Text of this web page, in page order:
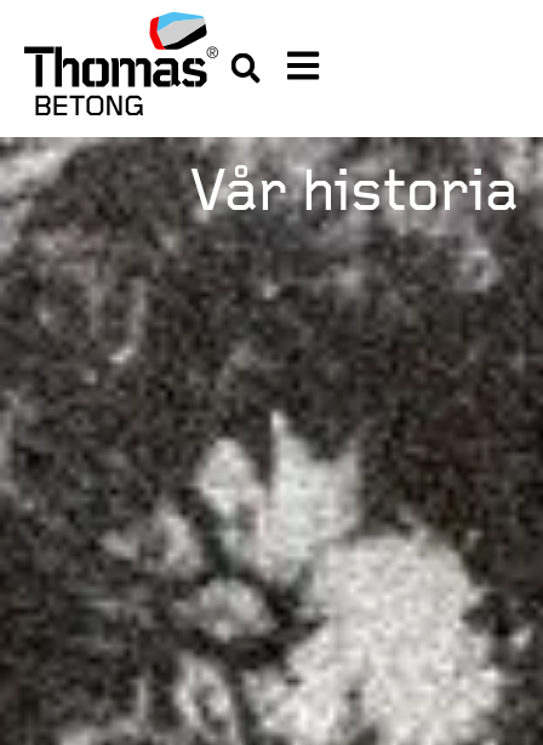
Vår historia